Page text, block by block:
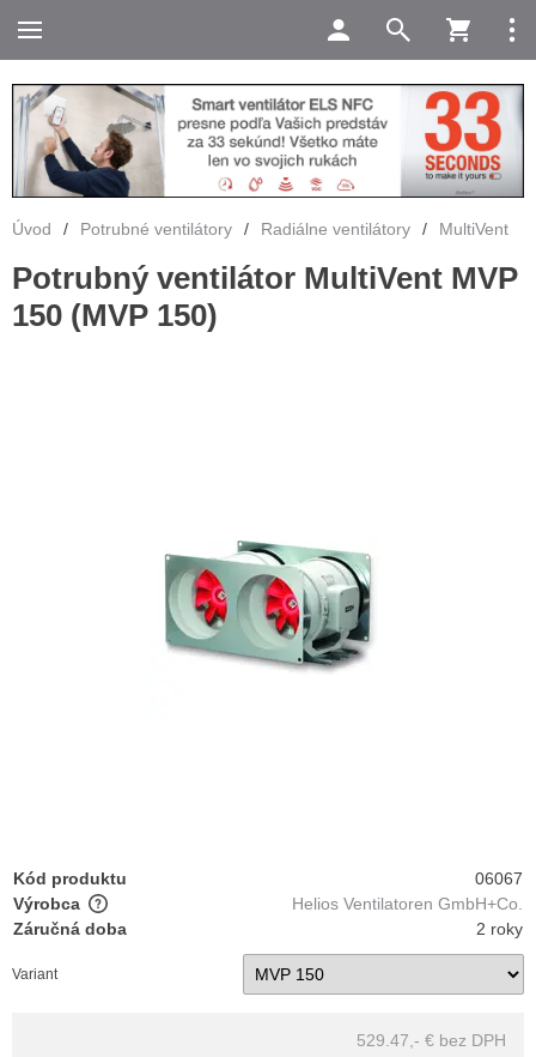
Úvod / Potrubné ventilátory / Radiálne ventilátory / MultiVent
Potrubný ventilátor MultiVent MVP
150 (MVP 150)
Kód produktu
06067
Výrobca
Helios Ventilatoren GmbH+Co.
Záručná doba
2 roky
Variant
529.47,- € bez DPH